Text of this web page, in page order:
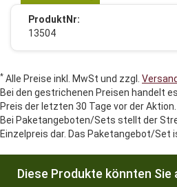
ProduktNr:
13504
* Alle Preise inkl. MwSt und zzgl. Versand
Bei den gestrichenen Preisen handelt
Preis der letzten 30 Tage vor der Aktion.
Bei Paketangeboten/Sets stellt der
Einzelpreis dar. Das Paketangebot/Set
Diese Produkte könnten